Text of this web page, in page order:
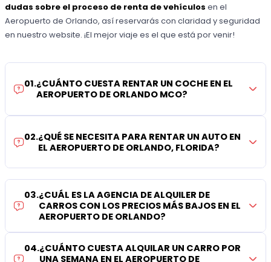
dudas sobre el proceso de renta de vehículos en el
Aeropuerto de Orlando, así reservarás con claridad y seguridad
en nuestro website. ¡El mejor viaje es el que está por venir!
01.¿CUÁNTO CUESTA RENTAR UN COCHE EN EL
AEROPUERTO DE ORLANDO MCO?
02.¿QUÉ SE NECESITA PARA RENTAR UN AUTO EN
EL AEROPUERTO DE ORLANDO, FLORIDA?
03.¿CUÁL ES LA AGENCIA DE ALQUILER DE
CARROS CON LOS PRECIOS MÁS BAJOS EN EL
AEROPUERTO DE ORLANDO?
04.¿CUÁNTO CUESTA ALQUILAR UN CARRO POR
UNA SEMANA EN EL AEROPUERTO DE